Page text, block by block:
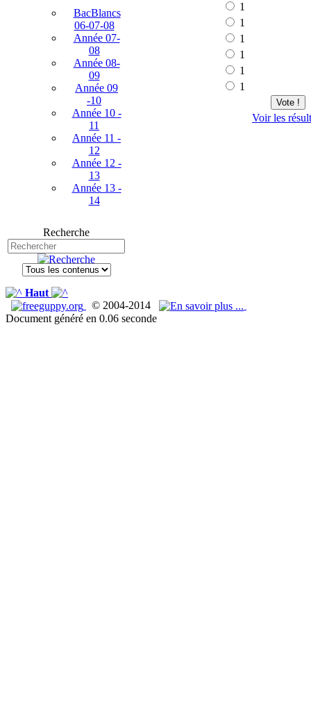
BacBlancs
06-07-08
Année 07-
08
Année 08-
09
Année 09
-10
Année 10 -
11
Année 11 -
12
Année 12 -
13
Année 13 -
14
Recherche
1
1
1
1
1
1
Vote !
Voir les
Haut
© 2004-2014
Document généré en 0.06 seconde